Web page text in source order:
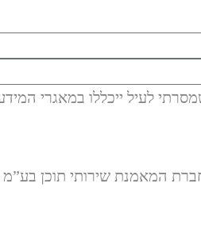
k
f
y
לעיל ייכללו במאגרי
המאמנת שירותי תוכן בע”מ ©